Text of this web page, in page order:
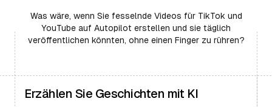
Was wäre, wenn Sie fesselnde Videos für TikTok und
YouTube auf Autopilot erstellen und sie täglich
veröffentlichen könnten, ohne einen Finger zu rühren?
Erzählen Sie Geschichten mit KI